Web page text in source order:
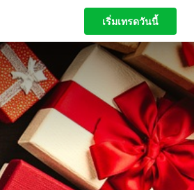
เริ่มเทรดวันนี้
เริ่มเทรดวันนี้